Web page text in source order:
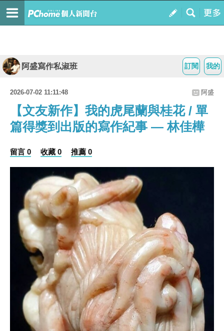
我的
訂閱
阿盛寫作私淑班
2026-07-02 11:11:48 阿盛
【文友新作】我的虎尾蘭與桂花 / 單
篇得獎到出版的寫作紀事 — 林佳樺
留言 0 收藏 0 推薦 0